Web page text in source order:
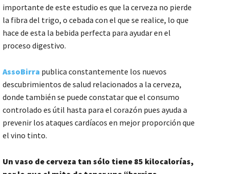
importante de este estudio es que la cerveza no pierde
la fibra del trigo, o cebada con el que se realice, lo que
hace de esta la bebida perfecta para ayudar en el
proceso digestivo.
AssoBirra publica constantemente los nuevos
descubrimientos de salud relacionados a la cerveza,
donde también se puede constatar que el consumo
controlado es útil hasta para el corazón pues ayuda a
prevenir los ataques cardíacos en mejor proporción que
el vino tinto.
Un vaso de cerveza tan sólo tiene 85 kilocalorías,